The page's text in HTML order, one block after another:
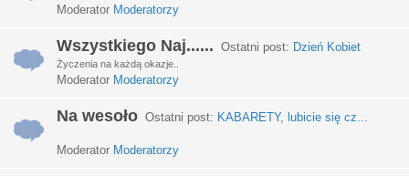
Moderator Moderatorzy
Wszystkiego Naj...... Ostatni post: Dzień Kobiet
Życzenia na każdą okazje..
Moderator Moderatorzy
Na wesoło Ostatni post: KABARETY, lubicie się cz...
Moderator Moderatorzy